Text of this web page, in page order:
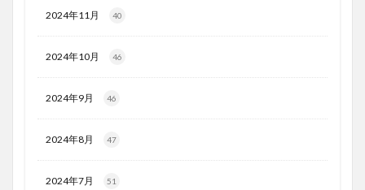
2024年11月 40
2024年10月 46
2024年9月 46
2024年8月 47
2024年7月 51